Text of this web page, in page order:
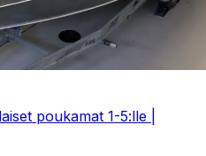
poukamat 1-5:lle |